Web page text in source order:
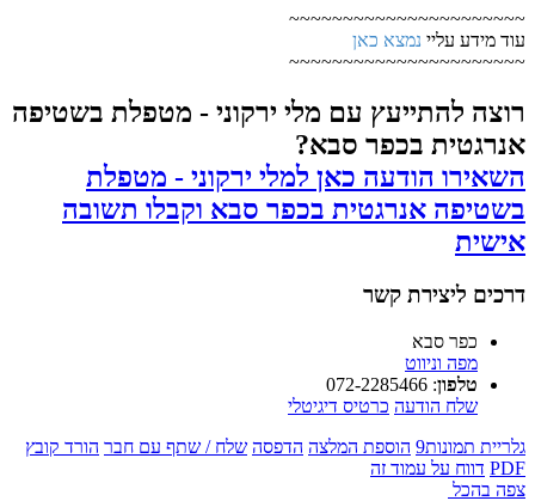
~~~~~~~~~~~~~~~~~~~
~~~
עוד מידע עליי נמצא כאן
~~~~~~~~~~~~~~~~~~~~~~
רוצה להתייעץ עם מלי ירקוני - מטפלת בשטיפה
אנרגטית בכפר סבא?
השאירו הודעה כאן למלי ירקוני - מטפלת
בשטיפה אנרגטית בכפר סבא וקבלו תשובה
אישית
דרכים ליצירת קשר
כפר סבא
מפה וניווט
טלפון:
072-2285466
שלח הודעה כרטיס דיגיטלי
גלריית תמונות9 הוספת המלצה הדפסה שלח / שתף עם חבר הורד קובץ
PDF דווח על עמוד זה
צפה בהכל